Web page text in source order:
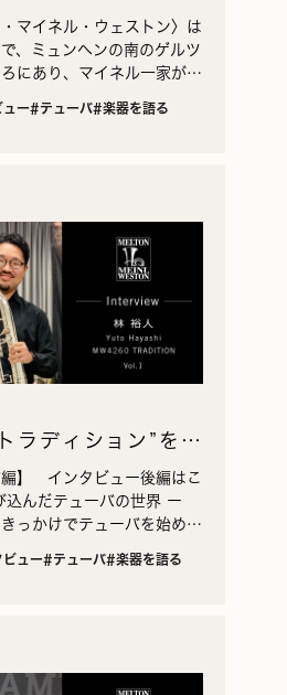
バを語る
マイネル・ウェストン〉は
、ミュンヘンの南のゲルツ
にあり、マイネル一家が作
トン・マイネルが引き継
ー#テューバ#楽器を語る
ラディション”を語
編】 インタビュー後編はこ
込んだテューバの世界 ー
っかけでテューバを始めた
た。最初は打楽器希望でし
ュー#テューバ#楽器を語る